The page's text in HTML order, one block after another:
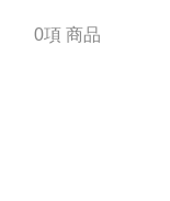
0項 商品